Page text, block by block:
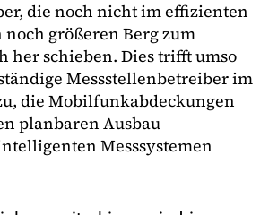
die noch nicht im effizienten
größeren Berg zum
her schieben. Dies trifft umso
Messstellenbetreiber im
die Mobilfunkabdeckungen
planbaren Ausbau
Messsystemen